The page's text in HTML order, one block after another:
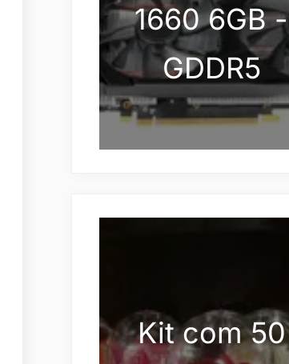
1660 6GB -
GDDR5
Kit com 50